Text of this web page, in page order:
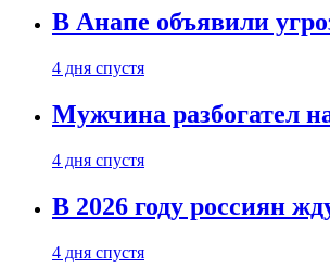
В Анапе объявили
4 дня спустя
Мужчина разбогател
4 дня спустя
В 2026 году россиян
4 дня спустя